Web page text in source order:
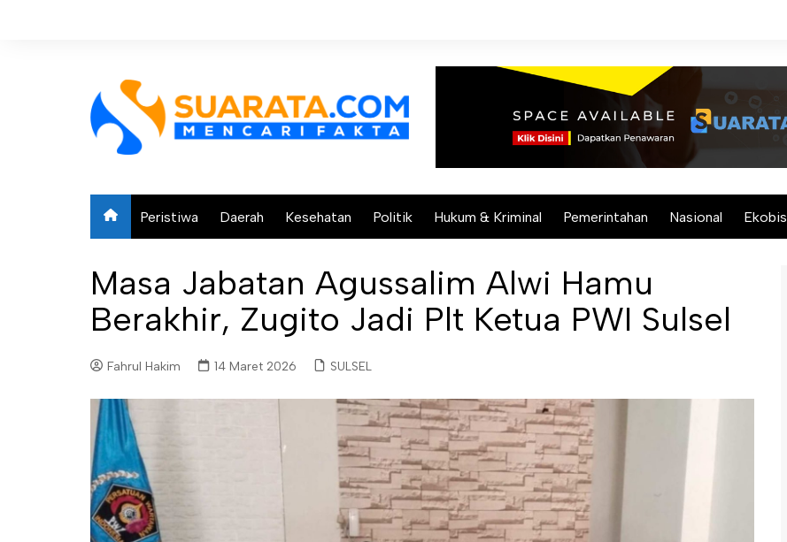
Peristiwa Daerah Kesehatan Politik Hukum & Kriminal Pemerintahan Nasional Ekobis
Masa Jabatan Agussalim Alwi Hamu
Berakhir, Zugito Jadi Plt Ketua PWI Sulsel
Fahrul Hakim 14 Maret 2026 SULSEL